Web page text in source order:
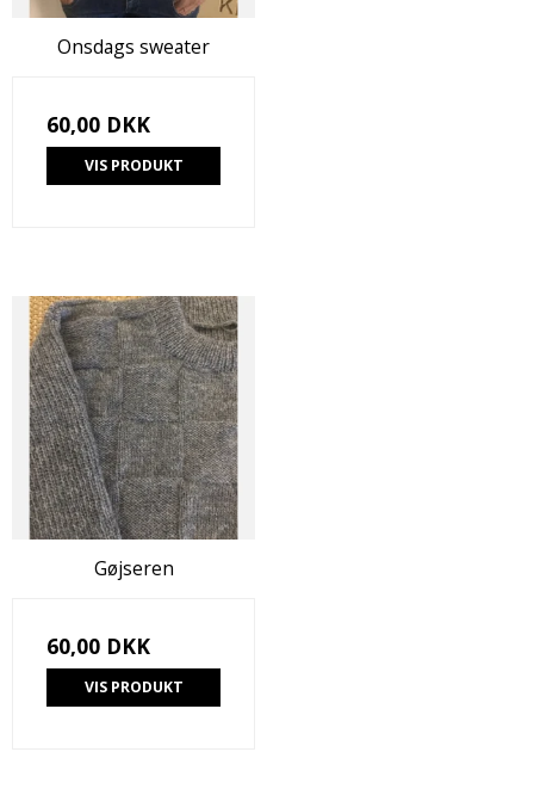
Onsdags sweater
60,00 DKK
VIS PRODUKT
Gøjseren
60,00 DKK
VIS PRODUKT